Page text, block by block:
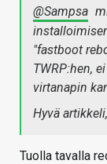
@Sampsa
"fastboot
TWRP:hen,
virtanapin
Hyvä
Tuolla tavalla